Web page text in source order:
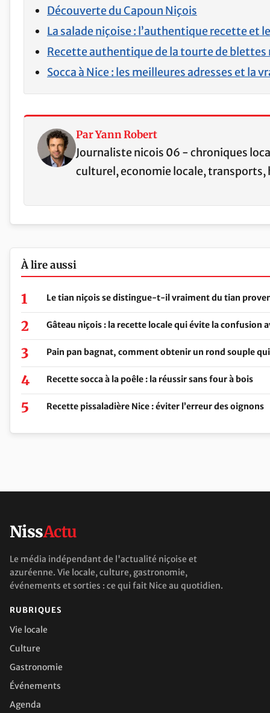
Découverte du Capoun Niçois
La salade niçoise : l’authentique recette et
Recette authentique de la tourte de blettes
Socca à Nice : les meilleures adresses et la
Par Yann Robert
Journaliste nicois 06 - chroniques
culturel, economie locale, transports,
À lire aussi
Le tian niçois se distingue-t-il vraiment du tian
Gâteau niçois : la recette locale qui évite la confusion
Pain pan bagnat, comment obtenir un rond souple
Recette socca à la poêle : la réussir sans four à bois
Recette pissaladière Nice : éviter l’erreur des oignons
NissActu
Le média indépendant de l'actualité niçoise et
azuréenne. Vie locale, culture, gastronomie,
événements et sorties : ce qui fait Nice au quotidien.
RUBRIQUES
Vie locale
Culture
Gastronomie
Événements
Agenda